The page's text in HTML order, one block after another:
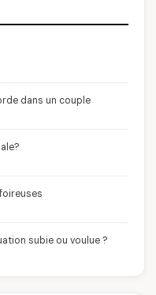
dans un couple
subie ou voulue ?